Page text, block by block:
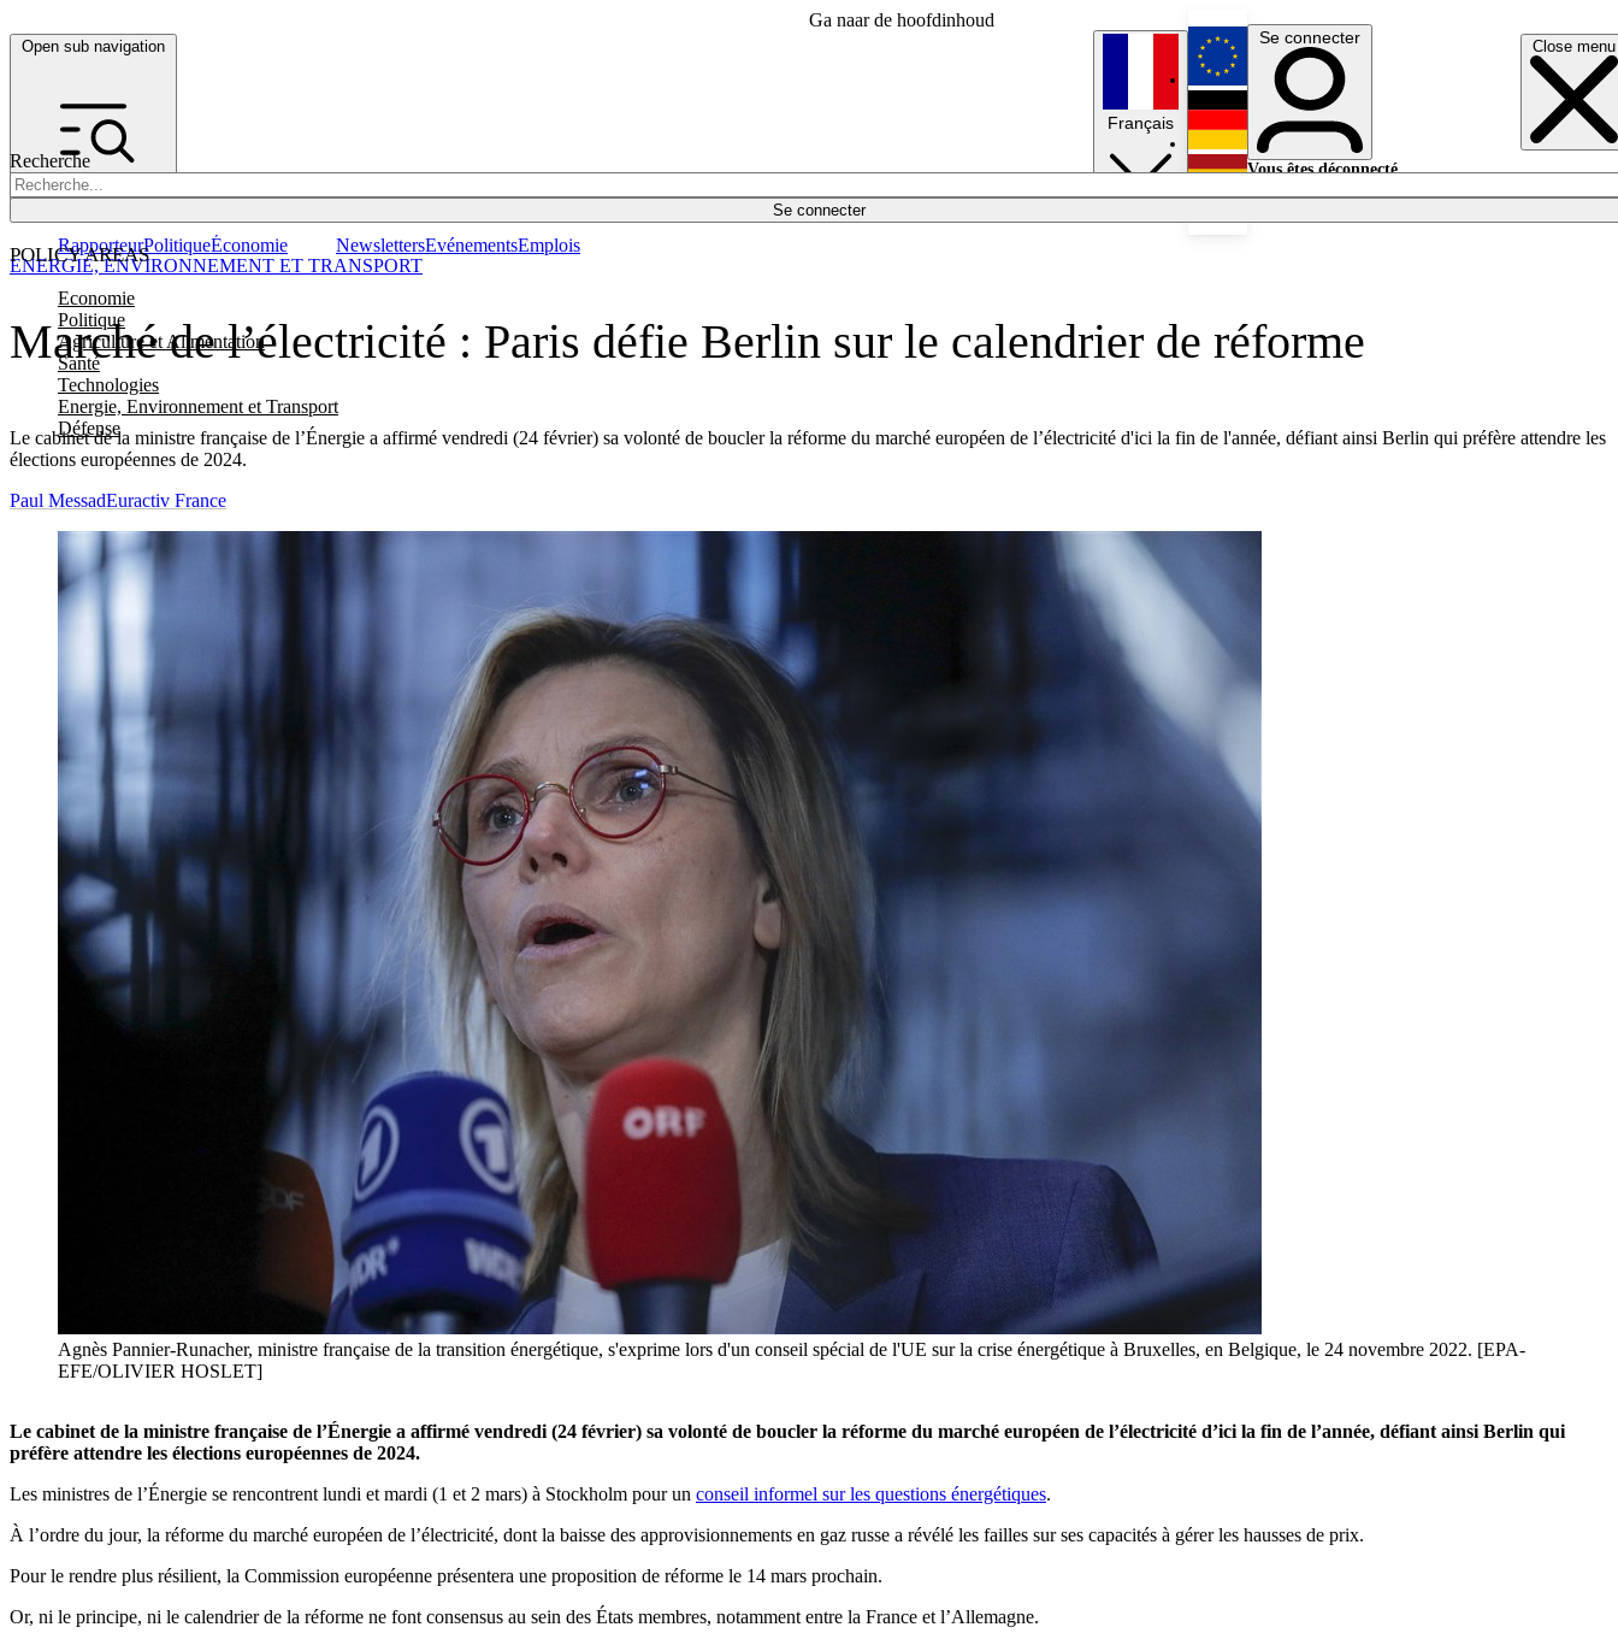
Ga naar de hoofdinhoud
Open sub navigation Close menu
Recherche
Se connecter
POLICY AREAS
Economie
Politique
Agriculture et Alimentation
Santé
Technologies
Energie, Environnement et Transport
Défense
RapporteurPolitiqueÉconomie NewslettersEvénementsEmplois
Français
English
Deutsch
Se connecter
Vous êtes déconnecté.
Marché de l’électricité : Paris défie Berlin sur le calendrier de réforme
Le cabinet de la ministre française de l’Énergie a affirmé vendredi (24 février) sa volonté de boucler la réforme du marché européen de l’électricité d'ici la fin de l'année, défiant ainsi Berlin qui préfère attendre les
élections européennes de 2024.
ENERGIE, ENVIRONNEMENT ET TRANSPORT
Paul MessadEuractiv France
Agnès Pannier-Runacher, ministre française de la transition énergétique, s'exprime lors d'un conseil spécial de l'UE sur la crise énergétique à Bruxelles, en Belgique, le 24 novembre 2022. [EPA-
EFE/OLIVIER HOSLET]
Le cabinet de la ministre française de l’Énergie a affirmé vendredi (24 février) sa volonté de boucler la réforme du marché européen de l’électricité d’ici la fin de l’année, défiant ainsi Berlin qui
préfère attendre les élections européennes de 2024.
Les ministres de l’Énergie se rencontrent lundi et mardi (1 et 2 mars) à Stockholm pour un conseil informel sur les questions énergétiques.
À l’ordre du jour, la réforme du marché européen de l’électricité, dont la baisse des approvisionnements en gaz russe a révélé les failles sur ses capacités à gérer les hausses de prix.
Pour le rendre plus résilient, la Commission européenne présentera une proposition de réforme le 14 mars prochain.
Or, ni le principe, ni le calendrier de la réforme ne font consensus au sein des États membres, notamment entre la France et l’Allemagne.